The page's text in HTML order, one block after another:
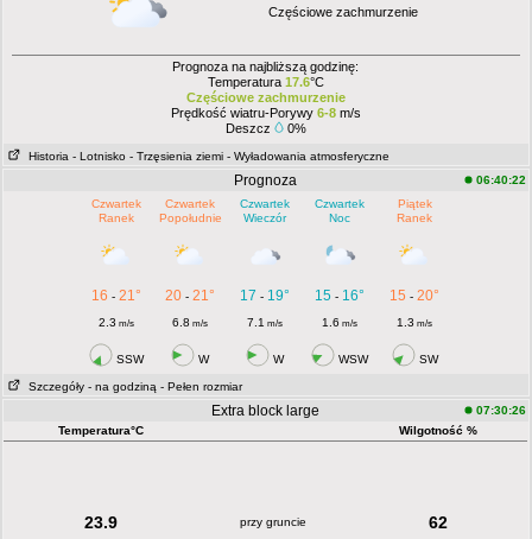
Częściowe zachmurzenie
Prognoza na najbliższą godzinę:
Temperatura 17.6°C
Częściowe zachmurzenie
Prędkość wiatru-Porywy 6-8m/s
Deszcz
0%
Historia - Lotnisko - Trzęsienia ziemi - Wyładowania atmosferyczne
Prognoza
06:40:22
Czwartek
Ranek
Czwartek
Popołudnie
Czwartek
Wieczór
Czwartek
Noc
Piątek
Ranek
16 - 21° 20 -21° 17 - 19° 15 - 16° 15 -20°
2.3 m/s 6.8 m/s 7.1 m/s 1.6 m/s 1.3 m/s
SSW W W WSW SW
Szczegóły - na godziną - Pełen rozmiar
Extra block large
07:30:26
Temperatura°C
Wilgotność %
23.9 przy gruncie 62